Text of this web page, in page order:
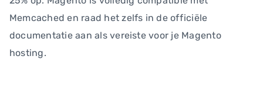
Memcached en raad het zelfs in de officiële
documentatie aan als vereiste voor je Magento
hosting.